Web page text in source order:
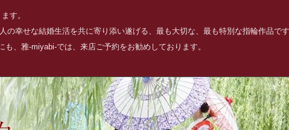
す。
幸せな結婚生活を共に寄り添い遂げる、最も大切な、最も特別な指輪作品です
、雅-miyabi-では、来店ご予約をお勧めしております。